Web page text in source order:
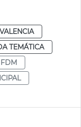
VALENCIA
TEMÁTICA
FDM